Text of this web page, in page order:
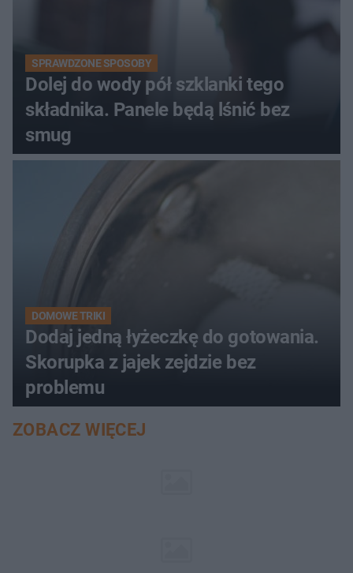
SPRAWDZONE SPOSOBY
Dolej do wody pół szklanki tego
składnika. Panele będą lśnić bez
smug
DOMOWE TRIKI
Dodaj jedną łyżeczkę do gotowania.
Skorupka z jajek zejdzie bez
problemu
ZOBACZ WIĘCEJ